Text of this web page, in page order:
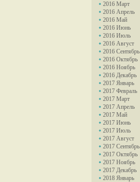
2016 Март
2016 Апрель
2016 Май
2016 Июнь
2016 Июль
2016 Август
2016 Сентябрь
2016 Октябрь
2016 Ноябрь
2016 Декабрь
2017 Январь
2017 Февраль
2017 Март
2017 Апрель
2017 Май
2017 Июнь
2017 Июль
2017 Август
2017 Сентябрь
2017 Октябрь
2017 Ноябрь
2017 Декабрь
2018 Январь